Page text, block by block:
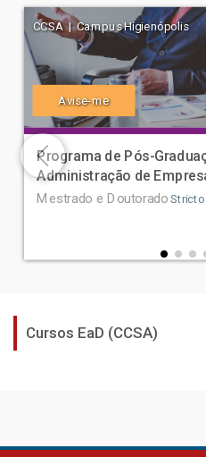
CCSA | Campus Higienópolis
Avise-me
Programa de Pós-
Administração de
Mestrado e Doutorado Stricto
Cursos EaD (CCSA)